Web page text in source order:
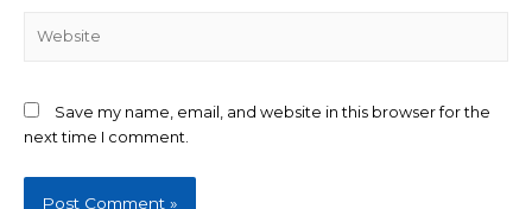
Save my name, email, and website in this browser for the
next time I comment.